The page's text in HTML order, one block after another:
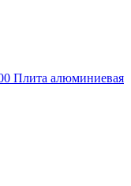
Плита алюминиевая